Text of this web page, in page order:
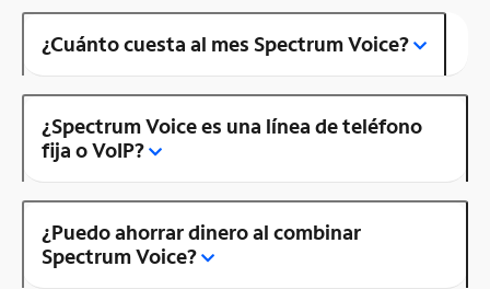
¿Cuánto cuesta al mes Spectrum Voice?
¿Spectrum Voice es una línea de teléfono
fija o VoIP?
¿Puedo ahorrar dinero al combinar
Spectrum Voice?